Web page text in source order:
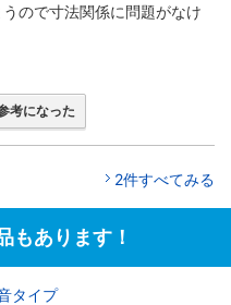
ので寸法関係に問題がなけ
考になった
2件すべてみる
もあります！
タイプ